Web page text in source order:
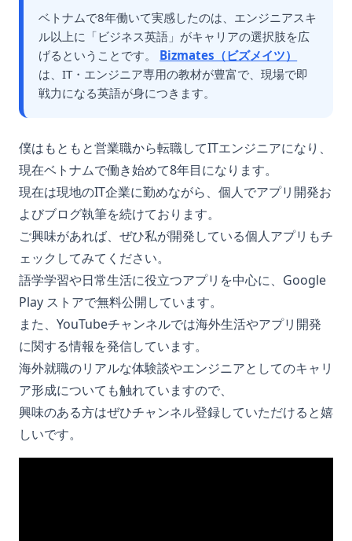
ベトナムで8年働いて実感したのは、エンジニアスキ
ル以上に「ビジネス英語」がキャリアの選択肢を広
げるということです。 Bizmates（ビズメイツ）
は、IT・エンジニア専用の教材が豊富で、現場で即
戦力になる英語が身につきます。
僕はもともと営業職から転職してITエンジニアになり、
現在ベトナムで働き始めて8年目になります。
現在は現地のIT企業に勤めながら、個人でアプリ開発お
よびブログ執筆を続けております。
ご興味があれば、ぜひ私が開発している個人アプリもチ
ェックしてみてください。
語学学習や日常生活に役立つアプリを中心に、Google
Play ストアで無料公開しています。
また、YouTubeチャンネルでは海外生活やアプリ開発
に関する情報を発信しています。
海外就職のリアルな体験談やエンジニアとしてのキャリ
ア形成についても触れていますので、
興味のある方はぜひチャンネル登録していただけると嬉
しいです。